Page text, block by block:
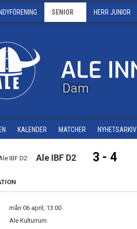
SENIOR HERR JUNIOR
Dam
KALENDER MATCHER NYHETSARKIV
Ale IBF D2 3 - 4
mån 06 april, 13:00
Ale Kulturrum